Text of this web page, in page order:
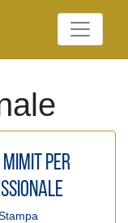
Italiana
Mimit per